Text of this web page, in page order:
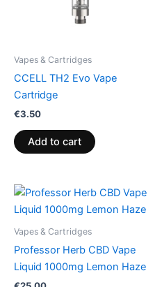
Vapes & Cartridges
CCELL TH2 Evo Vape
Cartridge
€3.50
Add to cart
Vapes & Cartridges
Professor Herb CBD Vape
Liquid 1000mg Lemon Haze